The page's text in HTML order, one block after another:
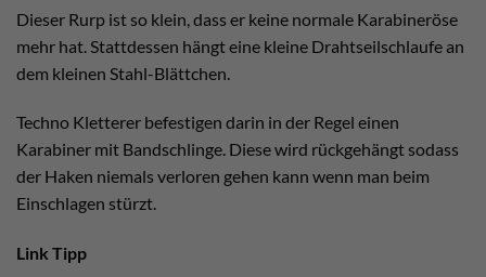
Dieser Rurp ist so klein, dass er keine normale Karabineröse
mehr hat. Stattdessen hängt eine kleine Drahtseilschlaufe an
dem kleinen Stahl-Blättchen.
Techno Kletterer befestigen darin in der Regel einen
Karabiner mit Bandschlinge. Diese wird rückgehängt sodass
der Haken niemals verloren gehen kann wenn man beim
Einschlagen stürzt.
Link Tipp